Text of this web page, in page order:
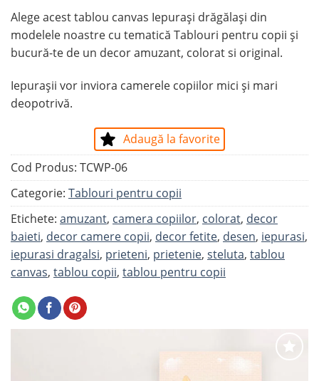
Alege acest tablou canvas Iepurași drăgălași din
modelele noastre cu tematică Tablouri pentru copii și
bucură-te de un decor amuzant, colorat si original.
Iepurașii vor inviora camerele copiilor mici și mari
deopotrivă.
Adaugă la favorite
Cod Produs: TCWP-06
Categorie: Tablouri pentru copii
Etichete: amuzant, camera copiilor, colorat, decor
baieti, decor camere copii, decor fetite, desen, iepurasi,
iepurasi dragalsi, prieteni, prietenie, steluta, tablou
canvas, tablou copii, tablou pentru copii